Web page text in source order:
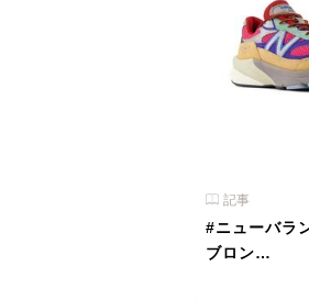
記事
#ニューバラ
ブロン…